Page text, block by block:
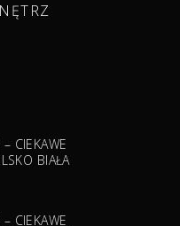
CIEKAWE
BIAŁA
CIEKAWE